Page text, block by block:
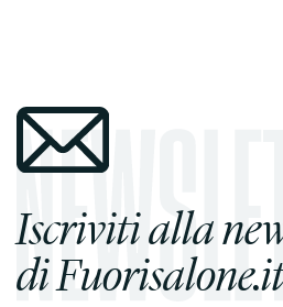
Iscriviti alla
di